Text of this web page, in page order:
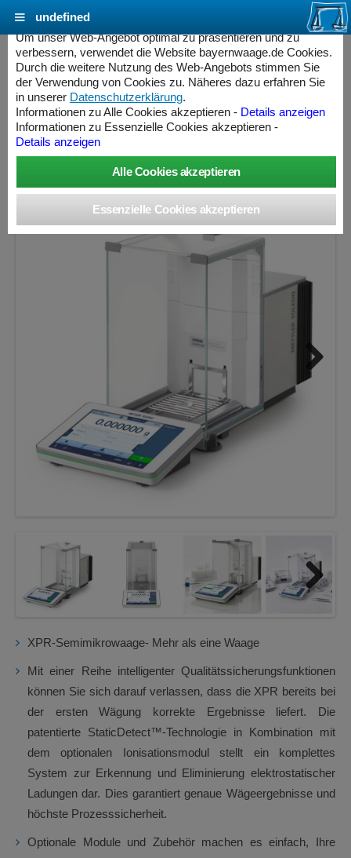
METTLER-TOLEDO Semimikrowaage
Excellence XPR205/M Geeichte Ausführung
Wägebereich: 220 g, Ablesbarkeit: 0,01 mg, Eichschritt: 1
mg, geeicht
Next
Next
XPR-Semimikrowaage- Mehr als eine Waage
Mit einer Reihe intelligenter Qualitätssicherungsfunktionen
können Sie sich darauf verlassen, dass die XPR bereits bei
der ersten Wägung korrekte Ergebnisse liefert. Die
patentierte StaticDetect™-Technologie in Kombination mit
dem optionalen Ionisationsmodul stellt ein komplettes
System zur Erkennung und Eliminierung elektrostatischer
Ladungen dar. Dies garantiert genaue Wägeergebnisse und
höchste Prozesssicherheit.
Optionale Module und Zubehör machen es einfach, Ihre
Cookie Einstellungen - bayernwaage.de
Um unser Web-Angebot optimal zu präsentieren und zu
verbessern, verwendet die Website bayernwaage.de Cookies.
Durch die weitere Nutzung des Web-Angebots stimmen Sie
der Verwendung von Cookies zu. Näheres dazu erfahren Sie
in unserer Datenschutzerklärung.
Informationen zu Alle Cookies akzeptieren - Details anzeigen
Informationen zu Essenzielle Cookies akzeptieren -
Details anzeigen
undefined